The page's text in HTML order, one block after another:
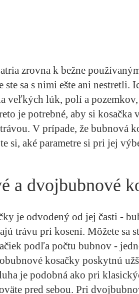
zrovna k bežne
ste sa s nimi ešte ani nestretli.
veľkých lúk, polí a
je potrebné, aby si kosačka
V prípade, že bubnová
si, aké parametre si pri jej
a dvojbubnové
je odvodený od jej časti -
trávu pri kosení. Môžete sa
podľa počtu bubnov -
kosačky poskytnú
je podobná ako pri
pred sebou. Pri